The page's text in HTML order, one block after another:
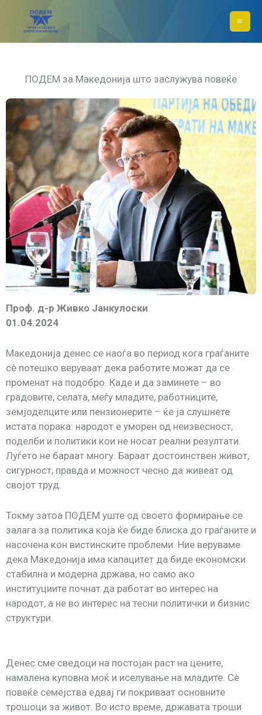
content
ПОДЕМ за Македонија што заслужува повеќе
Проф. д-р Живко Јанкулоски
01.04.2024
Македонија денес се наоѓа во период кога граѓаните
сè потешко веруваат дека работите можат да се
променат на подобро. Каде и да заминете – во
градовите, селата, меѓу младите, работниците,
земјоделците или пензионерите – ќе ја слушнете
истата порака: народот е уморен од неизвесност,
поделби и политики кои не носат реални резултати.
Луѓето не бараат многу. Бараат достоинствен живот,
сигурност, правда и можност чесно да живеат од
својот труд.
Токму затоа ПОДЕМ уште од своето формирање се
залага за политика која ќе биде блиска до граѓаните и
насочена кон вистинските проблеми. Ние веруваме
дека Македонија има капацитет да биде економски
стабилна и модерна држава, но само ако
институциите почнат да работат во интерес на
народот, а не во интерес на тесни политички и бизнис
структури.
Денес сме сведоци на постојан раст на цените,
намалена куповна моќ и иселување на младите. Сè
повеќе семејства едвај ги покриваат основните
трошоци за живот. Во исто време, државата троши